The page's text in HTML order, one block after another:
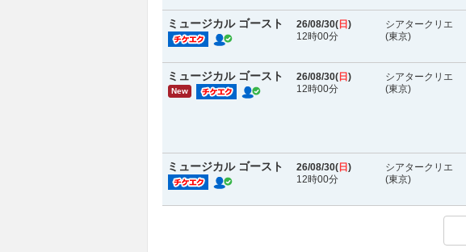
ミュージカル ゴースト 26/08/30( 日 )
12時00分
シアタークリエ
(東京)
ミュージカル ゴースト
New
26/08/30( 日 )
12時00分
シアタークリエ
(東京)
ミュージカル ゴースト 26/08/30( 日 )
12時00分
シアタークリエ
(東京)